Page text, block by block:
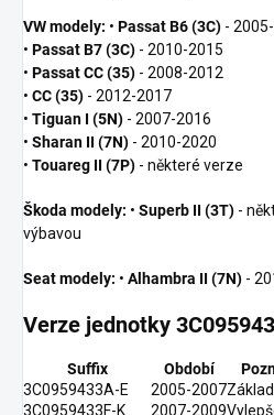
VW modely: • Passat B6 (3C) -
• Passat B7 (3C) - 2010-2015
• Passat CC (35) - 2008-2012
• CC (35) - 2012-2017
• Tiguan I (5N) - 2007-2016
• Sharan II (7N) - 2010-2020
• Touareg II (7P) - některé verze
Škoda modely: • Superb II (3T) -
výbavou
Seat modely: • Alhambra II (7N) -
Verze jednotky
Suffix Období
3C0959433A-E
2005-2007
3C0959433F-K
2007-2009